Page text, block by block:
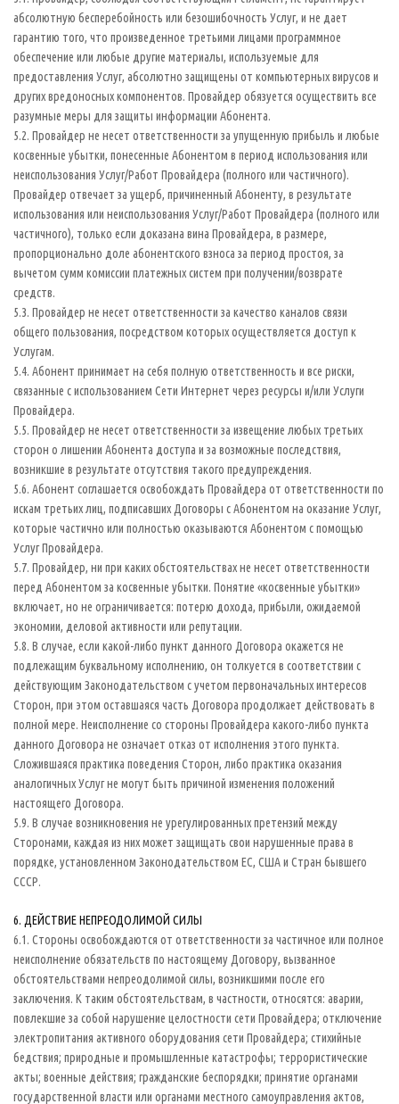
абсолютную бесперебойность или безошибочность Услуг, и не дает
гарантию того, что произведенное третьими лицами программное
обеспечение или любые другие материалы, используемые для
предоставления Услуг, абсолютно защищены от компьютерных вирусов и
других вредоносных компонентов. Провайдер обязуется осуществить все
разумные меры для защиты информации Абонента.
5.2. Провайдер не несет ответственности за упущенную прибыль и любые
косвенные убытки, понесенные Абонентом в период использования или
неиспользования Услуг/Работ Провайдера (полного или частичного).
Провайдер отвечает за ущерб, причиненный Абоненту, в результате
использования или неиспользования Услуг/Работ Провайдера (полного или
частичного), только если доказана вина Провайдера, в размере,
пропорционально доле абонентского взноса за период простоя, за
вычетом сумм комиссии платежных систем при получении/возврате
средств.
5.3. Провайдер не несет ответственности за качество каналов связи
общего пользования, посредством которых осуществляется доступ к
Услугам.
5.4. Абонент принимает на себя полную ответственность и все риски,
связанные с использованием Сети Интернет через ресурсы и/или Услуги
Провайдера.
5.5. Провайдер не несет ответственности за извещение любых третьих
сторон о лишении Абонента доступа и за возможные последствия,
возникшие в результате отсутствия такого предупреждения.
5.6. Абонент соглашается освобождать Провайдера от ответственности по
искам третьих лиц, подписавших Договоры с Абонентом на оказание Услуг,
которые частично или полностью оказываются Абонентом с помощью
Услуг Провайдера.
5.7. Провайдер, ни при каких обстоятельствах не несет ответственности
перед Абонентом за косвенные убытки. Понятие «косвенные убытки»
включает, но не ограничивается: потерю дохода, прибыли, ожидаемой
экономии, деловой активности или репутации.
5.8. В случае, если какой-либо пункт данного Договора окажется не
подлежащим буквальному исполнению, он толкуется в соответствии с
действующим Законодательством с учетом первоначальных интересов
Сторон, при этом оставшаяся часть Договора продолжает действовать в
полной мере. Неисполнение со стороны Провайдера какого-либо пункта
данного Договора не означает отказ от исполнения этого пункта.
Сложившаяся практика поведения Сторон, либо практика оказания
аналогичных Услуг не могут быть причиной изменения положений
настоящего Договора.
5.9. В случае возникновения не урегулированных претензий между
Сторонами, каждая из них может защищать свои нарушенные права в
порядке, установленном Законодательством ЕС, США и Стран бывшего
СССР.
6. ДЕЙСТВИЕ НЕПРЕОДОЛИМОЙ СИЛЫ
6.1. Стороны освобождаются от ответственности за частичное или полное
неисполнение обязательств по настоящему Договору, вызванное
обстоятельствами непреодолимой силы, возникшими после его
заключения. К таким обстоятельствам, в частности, относятся: аварии,
повлекшие за собой нарушение целостности сети Провайдера; отключение
электропитания активного оборудования сети Провайдера; стихийные
бедствия; природные и промышленные катастрофы; террористические
акты; военные действия; гражданские беспорядки; принятие органами
государственной власти или органами местного самоуправления актов,